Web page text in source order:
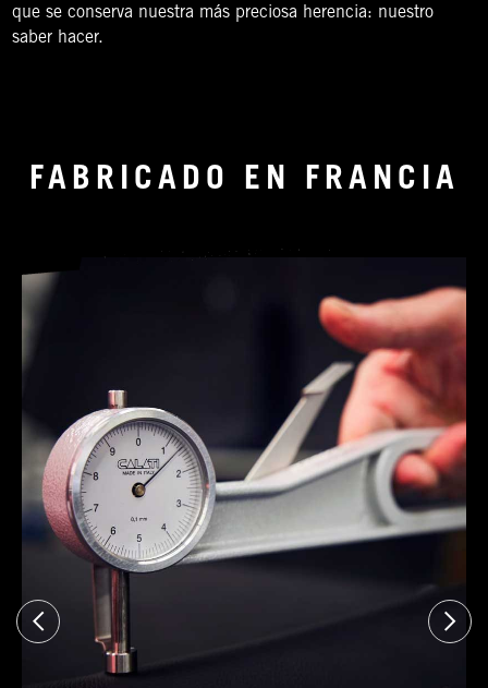
que se conserva nuestra más preciosa herencia: nuestro
saber hacer.
FABRICADO EN FRANCIA